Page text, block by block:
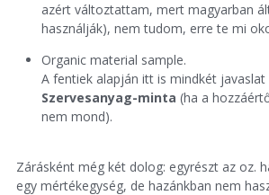
azért változtattam, mert magyarban
használják), nem tudom, erre te mi
Organic material sample.
A fentiek alapján itt is mindkét javaslat
Szervesanyag-minta (ha a
nem mond).
Zárásként még két dolog: egyrészt az oz.
egy mértékegység, de hazánkban nem